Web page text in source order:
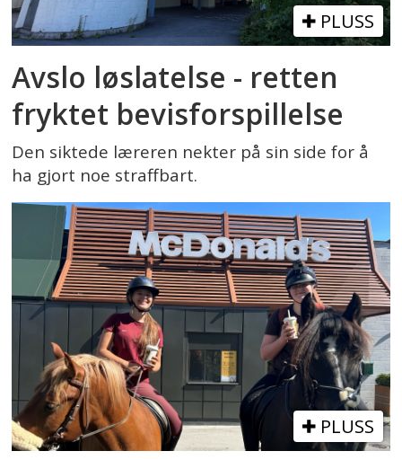
PLUSS
Avslo løslatelse - retten
fryktet bevisforspillelse
Den siktede læreren nekter på sin side for å
ha gjort noe straffbart.
PLUSS